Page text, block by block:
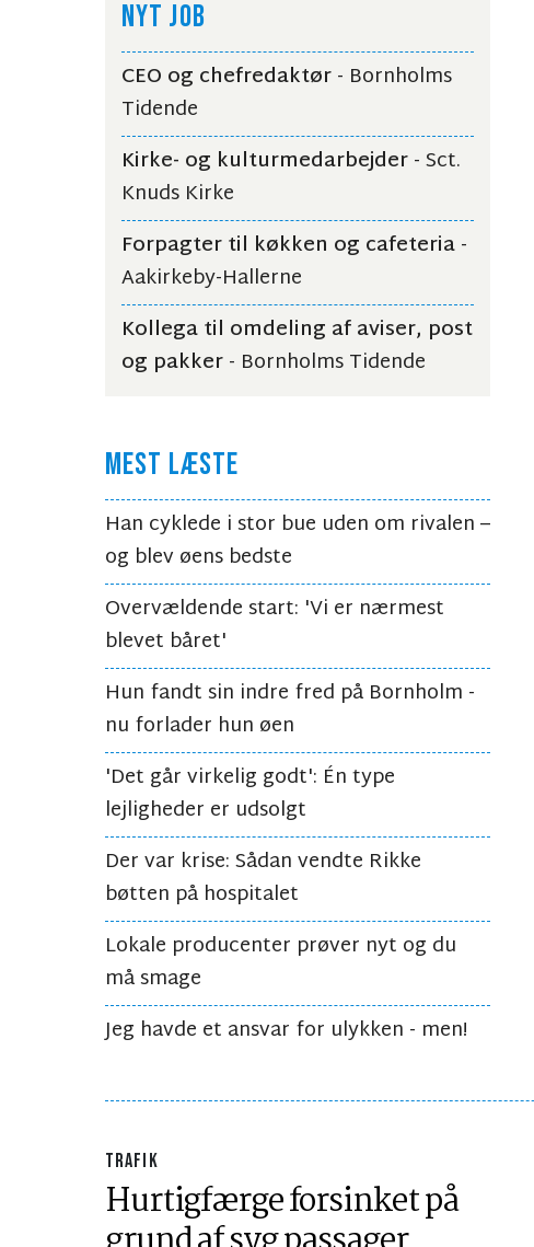
NYT JOB
CEO og chefredaktør- Bornholms
Tidende
Kirke- og kulturmedarbejder- Sct.
Knuds Kirke
Forpagter til køkken og cafeteria-
Aakirkeby-Hallerne
Kollega til omdeling af aviser, post
og pakker- Bornholms Tidende
MEST LÆSTE
Han cyklede i stor bue uden om rivalen –
og blev øens bedste
Overvældende start: 'Vi er nærmest
blevet båret'
Hun fandt sin indre fred på Bornholm -
nu forlader hun øen
'Det går virkelig godt': Én type
lejligheder er udsolgt
Der var krise: Sådan vendte Rikke
bøtten på hospitalet
Lokale producenter prøver nyt og du
må smage
Jeg havde et ansvar for ulykken - men!
TRAFIK
Hurtigfærge forsinket på